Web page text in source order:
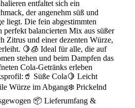
entfaltet sich ein
der angenehm süß und
liegt. Die fein abgestimmten
perfekt balancierten Mix aus süßer
Zitrus und einer dezenten Würze,
🍋🧊 Ideal für alle, die auf
stehen und beim Dampfen das
Cola-Getränks erleben
Süße Cola🍋 Leicht
Würze im Abgang❄️ Prickelnd
📦 Lieferumfang &